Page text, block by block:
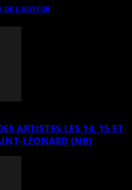
DE L'AUTEUR
ARTISTES LES 14, 15 ET
LÉONARD (NB)